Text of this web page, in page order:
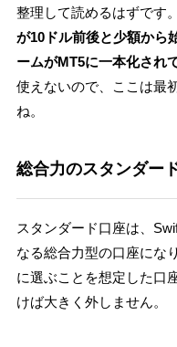
整理して読めるはずです
が10ドル前後と少額から
ームがMT5に一本化され
使えないので、ここは最
ね。
総合力のスタンダー
スタンダード口座は、
なる総合力型の口座にな
に選ぶことを想定した口
けば大きく外しません。